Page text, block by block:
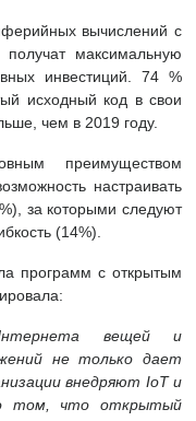
вычислений с
максимальную
инвестиций. 74 %
исходный код в свои
чем в 2019 году.
преимуществом
настраивать
за которыми следуют
(14%).
программ с открытым
вещей и
не только дает
внедряют IoT и
том, что открытый